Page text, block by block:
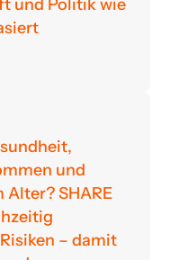
und Politik wie
und
SHARE
– damit